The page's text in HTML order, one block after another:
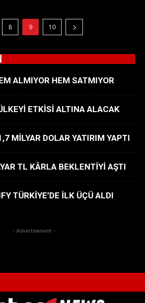
8 9 10
ALMIYOR HEM SATMIYOR
ETKİSİ ALTINA ALACAK
MİLYAR DOLAR YATIRIM YAPTI
TL KÂRLA BEKLENTİYİ AŞTI
TÜRKİYE’DE İLK ÜÇÜ ALDI
- Advertisement -